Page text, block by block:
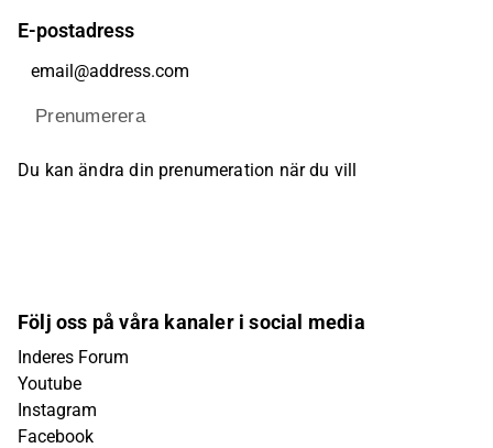
E-postadress
Prenumerera
Du kan ändra din prenumeration när du vill
Följ oss på våra kanaler i social media
Inderes Forum
Youtube
Instagram
Facebook